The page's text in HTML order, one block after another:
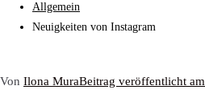
Allgemein
Neuigkeiten von Instagram
Von Ilona MuraBeitrag veröffentlicht am